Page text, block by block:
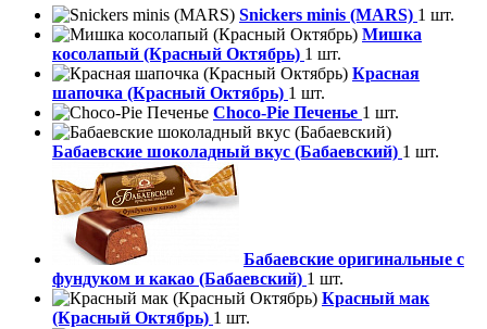
Snickers minis (MARS) 1 шт.
Мишка
косолапый (Красный Октябрь) 1 шт.
Красная
шапочка (Красный Октябрь) 1 шт.
Choco-Pie Печенье 1 шт.
Бабаевские шоколадный вкус (Бабаевский) 1 шт.
Бабаевские оригинальные с
фундуком и какао (Бабаевский) 1 шт.
Красный мак
(Красный Октябрь) 1 шт.